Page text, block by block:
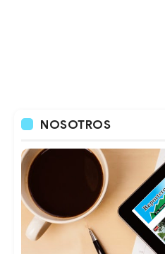
NOSOTROS